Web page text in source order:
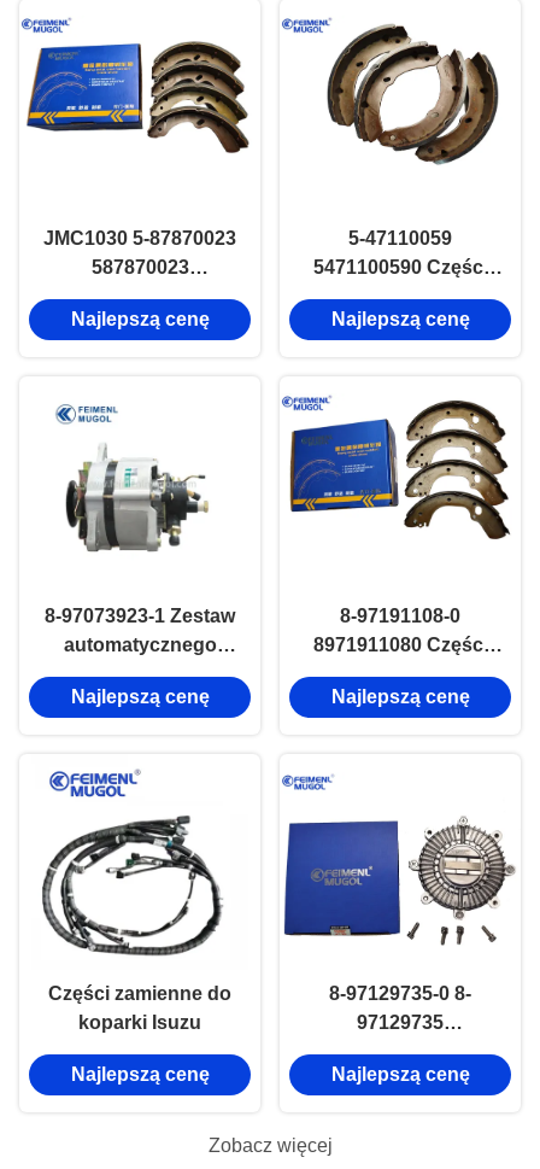
JMC1030 5-87870023
587870023
Samoobciążki
hamulcowe
Najlepszą cenę
5-47110059
5471100590 Części
samochodowe Buty
hamulcowe dla
Najlepszą cenę
8-97073923-1 Zestaw
automatycznego
alternatora 12V 75A
Isuzu 4jb1 Części
Najlepszą cenę
8-97191108-0
8971911080 Części
samochodowe Buty
hamulcowe dla ISUZU
Najlepszą cenę
Części zamienne do
koparki Isuzu
Najlepszą cenę
8-97129735-0 8-
97129735
Samodzielna sprzęgła
wentylatora dla silnika
Najlepszą cenę
Zobacz więcej